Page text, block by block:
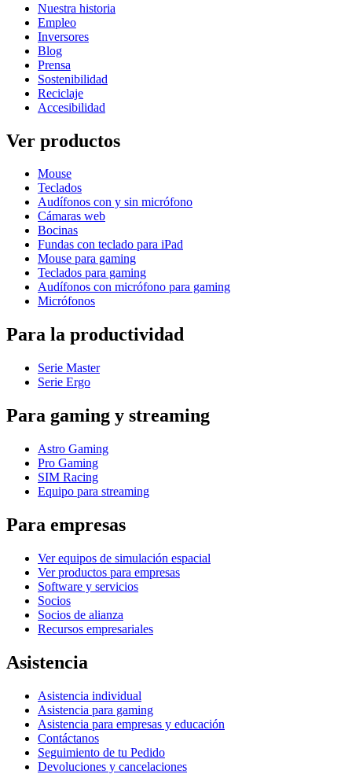
Nuestra historia
Empleo
Inversores
Blog
Prensa
Sostenibilidad
Reciclaje
Accesibilidad
Ver productos
Mouse
Teclados
Audífonos con y sin micrófono
Cámaras web
Bocinas
Fundas con teclado para iPad
Mouse para gaming
Teclados para gaming
Audífonos con micrófono para gaming
Micrófonos
Para la productividad
Serie Master
Serie Ergo
Para gaming y streaming
Astro Gaming
Pro Gaming
SIM Racing
Equipo para streaming
Para empresas
Ver equipos de simulación espacial
Ver productos para empresas
Software y servicios
Socios
Socios de alianza
Recursos empresariales
Asistencia
Asistencia individual
Asistencia para gaming
Asistencia para empresas y educación
Contáctanos
Seguimiento de tu Pedido
Devoluciones y cancelaciones